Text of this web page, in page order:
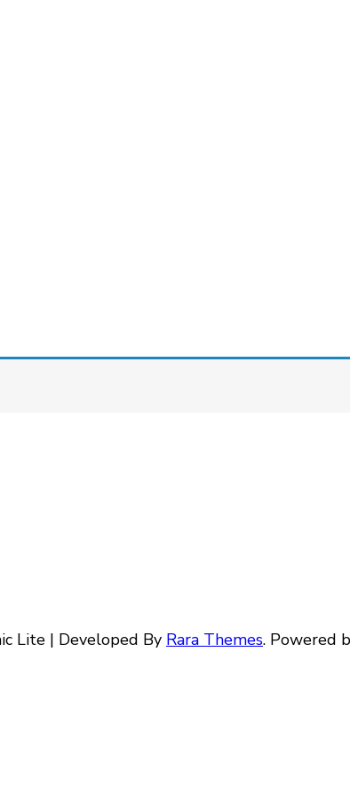
Lite | Developed By Rara Themes. Powered